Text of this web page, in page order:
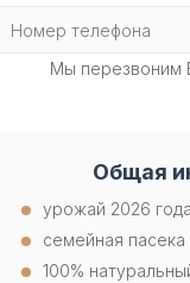
Мы перезвоним
Общая
урожай 2026 года
семейная пасека
100%